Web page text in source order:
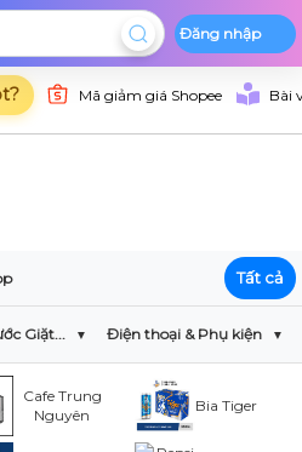
Đăng nhập
Mã giảm giá Shopee Bài
Lazada Deal Tiki Danh mục
Tất cả
Giặt... Điện thoại & Phụ kiện
Cafe Trung
Nguyên
Bia Tiger